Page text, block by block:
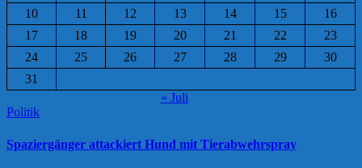
10
11 12 13 14 15
16
17
18 19 20 21 22
23
24
25 26 27 28 29
30
31
« Juli
Politik
Spaziergänger attackiert Hund mit Tierabwehrspray